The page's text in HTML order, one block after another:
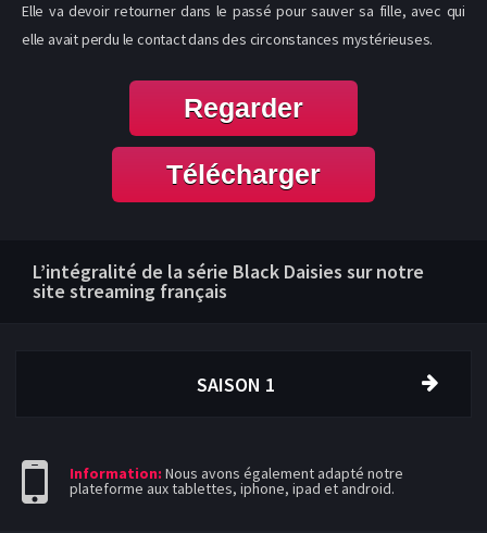
Elle va devoir retourner dans le passé pour sauver sa fille, avec qui
elle avait perdu le contact dans des circonstances mystérieuses.
Regarder
Télécharger
L’intégralité de la série Black Daisies sur notre
site streaming français
SAISON 1
Information: Nous avons également adapté notre
plateforme aux tablettes, iphone, ipad et android.